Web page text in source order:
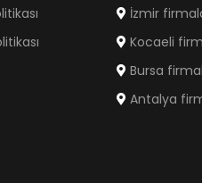
İzmir
Kocaeli
Bursa
Antalya